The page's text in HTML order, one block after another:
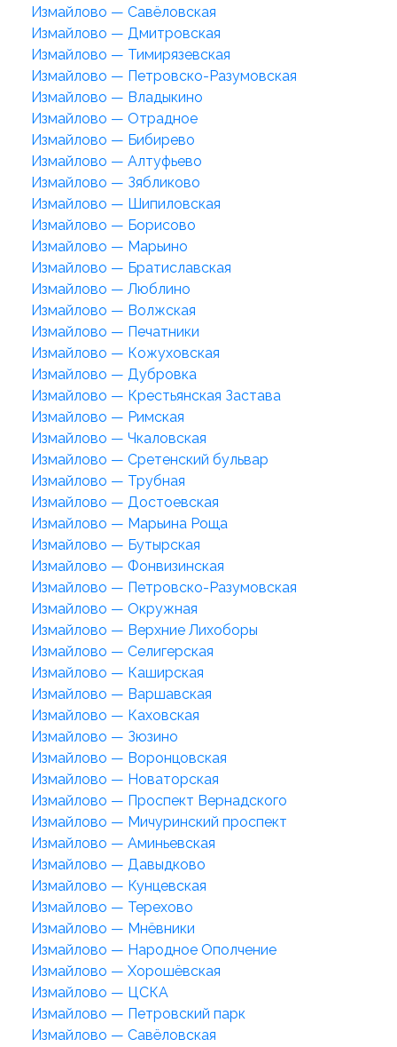
Измайлово — Савёловская
Измайлово — Дмитровская
Измайлово — Тимирязевская
Измайлово — Петровско-Разумовская
Измайлово — Владыкино
Измайлово — Отрадное
Измайлово — Бибирево
Измайлово — Алтуфьево
Измайлово — Зябликово
Измайлово — Шипиловская
Измайлово — Борисово
Измайлово — Марьино
Измайлово — Братиславская
Измайлово — Люблино
Измайлово — Волжская
Измайлово — Печатники
Измайлово — Кожуховская
Измайлово — Дубровка
Измайлово — Крестьянская Застава
Измайлово — Римская
Измайлово — Чкаловская
Измайлово — Сретенский бульвар
Измайлово — Трубная
Измайлово — Достоевская
Измайлово — Марьина Роща
Измайлово — Бутырская
Измайлово — Фонвизинская
Измайлово — Петровско-Разумовская
Измайлово — Окружная
Измайлово — Верхние Лихоборы
Измайлово — Селигерская
Измайлово — Каширская
Измайлово — Варшавская
Измайлово — Каховская
Измайлово — Зюзино
Измайлово — Воронцовская
Измайлово — Новаторская
Измайлово — Проспект Вернадского
Измайлово — Мичуринский проспект
Измайлово — Аминьевская
Измайлово — Давыдково
Измайлово — Кунцевская
Измайлово — Терехово
Измайлово — Мнёвники
Измайлово — Народное Ополчение
Измайлово — Хорошёвская
Измайлово — ЦСКА
Измайлово — Петровский парк
Измайлово — Савёловская